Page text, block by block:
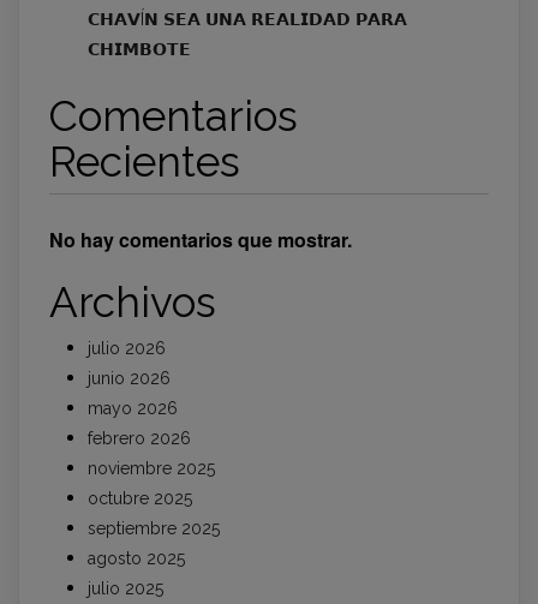
𝗖𝗛𝗔𝗩Í𝗡 𝗦𝗘𝗔 𝗨𝗡𝗔 𝗥𝗘𝗔𝗟𝗜𝗗𝗔𝗗 𝗣𝗔𝗥𝗔
𝗖𝗛𝗜𝗠𝗕𝗢𝗧𝗘
Comentarios
Recientes
No hay comentarios que mostrar.
Archivos
julio 2026
junio 2026
mayo 2026
febrero 2026
noviembre 2025
octubre 2025
septiembre 2025
agosto 2025
julio 2025